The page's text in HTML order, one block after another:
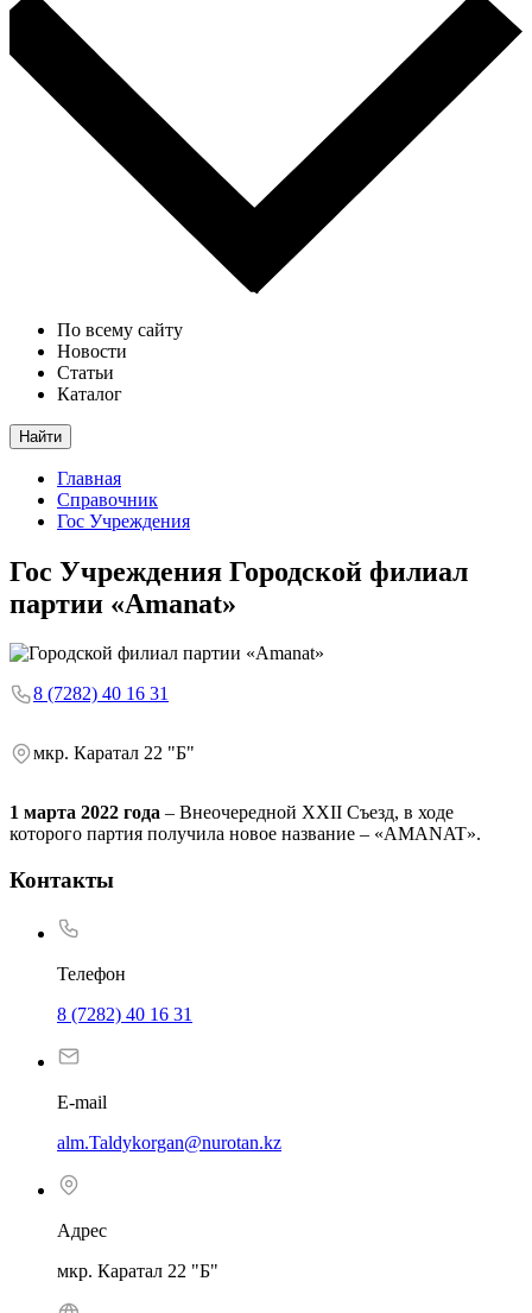
По всему сайту
Новости
Статьи
Каталог
Найти
Главная
Справочник
Гос Учреждения
Гос Учреждения Городской филиал
партии «Amanat»
8 (7282) 40 16 31
мкр. Каратал 22 "Б"
1 марта 2022 года – Внеочередной XXII Съезд, в ходе
которого партия получила новое название – «AMANAT».
Контакты
Телефон
8 (7282) 40 16 31
E-mail
alm.Taldykorgan@nurotan.kz
Адрес
мкр. Каратал 22 "Б"